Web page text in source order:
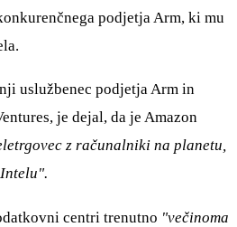
podjetja Arm, ki mu
uslužbenec podjetja Arm in
je dejal, da je Amazon
z računalniki na planetu,
centri trenutno "večinoma